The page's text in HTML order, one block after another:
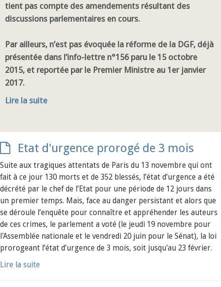
tient pas compte des amendements résultant des
discussions parlementaires en cours.
Par ailleurs, n’est pas évoquée la réforme de la DGF, déjà
présentée dans l’info-lettre n°156 paru le 15 octobre
2015, et reportée par le Premier Ministre au 1er janvier
2017.
Lire la suite
Etat d'urgence prorogé de 3 mois
Suite aux tragiques attentats de Paris du 13 novembre qui ont
fait à ce jour 130 morts et de 352 blessés, l’état d’urgence a été
décrété par le chef de l’Etat pour une période de 12 jours dans
un premier temps. Mais, face au danger persistant et alors que
se déroule l’enquête pour connaître et appréhender les auteurs
de ces crimes, le parlement a voté (le jeudi 19 novembre pour
l'Assemblée nationale et le vendredi 20 juin pour le Sénat), la loi
prorogeant l’état d’urgence de 3 mois, soit jusqu'au 23 février.
Lire la suite